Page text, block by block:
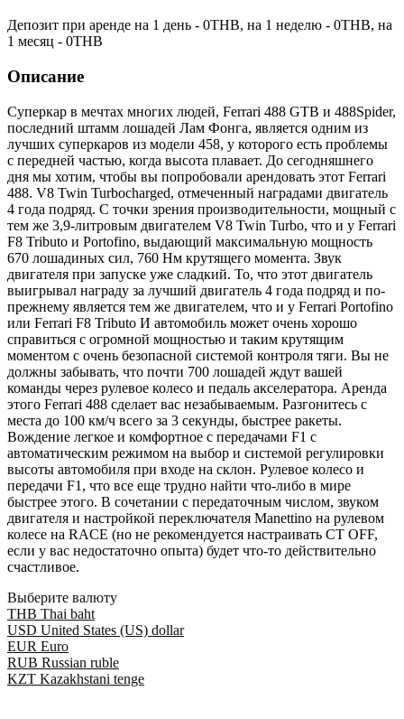
Депозит при аренде на 1 день - 0THB, на 1 неделю - 0THB, на
1 месяц - 0THB
Описание
Суперкар в мечтах многих людей, Ferrari 488 GTB и 488Spider,
последний штамм лошадей Лам Фонга, является одним из
лучших суперкаров из модели 458, у которого есть проблемы
с передней частью, когда высота плавает. До сегодняшнего
дня мы хотим, чтобы вы попробовали арендовать этот Ferrari
488. V8 Twin Turbocharged, отмеченный наградами двигатель
4 года подряд. С точки зрения производительности, мощный с
тем же 3,9-литровым двигателем V8 Twin Turbo, что и у Ferrari
F8 Tributo и Portofino, выдающий максимальную мощность
670 лошадиных сил, 760 Нм крутящего момента. Звук
двигателя при запуске уже сладкий. То, что этот двигатель
выигрывал награду за лучший двигатель 4 года подряд и по-
прежнему является тем же двигателем, что и у Ferrari Portofino
или Ferrari F8 Tributo И автомобиль может очень хорошо
справиться с огромной мощностью и таким крутящим
моментом с очень безопасной системой контроля тяги. Вы не
должны забывать, что почти 700 лошадей ждут вашей
команды через рулевое колесо и педаль акселератора. Аренда
этого Ferrari 488 сделает вас незабываемым. Разгонитесь с
места до 100 км/ч всего за 3 секунды, быстрее ракеты.
Вождение легкое и комфортное с передачами F1 с
автоматическим режимом на выбор и системой регулировки
высоты автомобиля при входе на склон. Рулевое колесо и
передачи F1, что все еще трудно найти что-либо в мире
быстрее этого. В сочетании с передаточным числом, звуком
двигателя и настройкой переключателя Manettino на рулевом
колесе на RACE (но не рекомендуется настраивать CT OFF,
если у вас недостаточно опыта) будет что-то действительно
счастливое.
Выберите валюту
THB Thai baht
USD United States (US) dollar
EUR Euro
RUB Russian ruble
KZT Kazakhstani tenge